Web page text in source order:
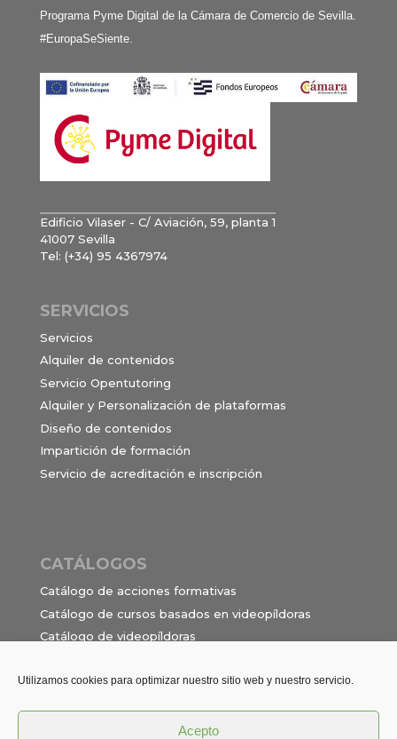
Utilizamos cookies para optimizar nuestro sitio web y nuestro servicio.
Acepto
Programa Pyme Digital de la Cámara de Comercio de Sevilla.
#EuropaSeSiente.
Edificio Vilaser - C/ Aviación, 59, planta 1
41007 Sevilla
Tel: (+34) 95 4367974
SERVICIOS
Servicios
Alquiler de contenidos
Servicio Opentutoring
Alquiler y Personalización de plataformas
Diseño de contenidos
Impartición de formación
Servicio de acreditación e inscripción
CATÁLOGOS
Catálogo de acciones formativas
Catálogo de cursos basados en videopíldoras
Catálogo de videopíldoras
formación en alternancia